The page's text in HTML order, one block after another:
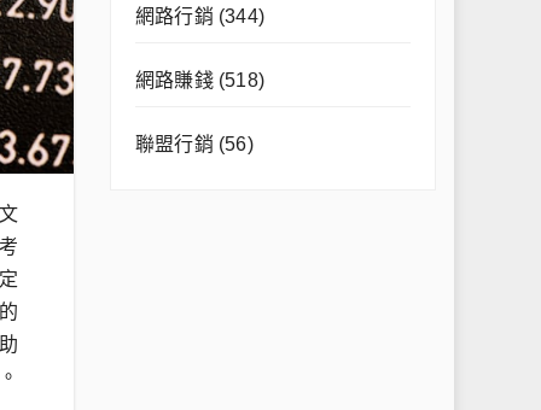
網路行銷 (344)
網路賺錢(518)
聯盟行銷 (56)